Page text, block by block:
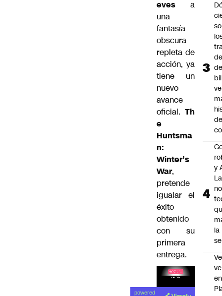
evesa
una
fantasía
obscura
repleta de
acción, ya
tiene un
nuevo
avance
oficial.Th
e
Huntsma
n:
Winter’s
War,
pretende
igualar el
éxito
obtenido
con su
primera
entrega.
powered
y
la
en